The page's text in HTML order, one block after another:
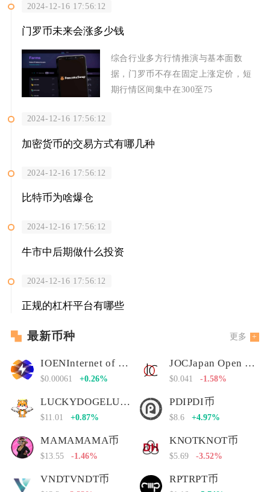
2024-12-16 17:56:12
门罗币未来会涨多少钱
综合行业多方行情推演与基本面数
据，门罗币不存在固定上涨定价，短
期行情区间集中在300至75
2024-12-16 17:56:12
加密货币的交易方式有哪几种
2024-12-16 17:56:12
比特币为啥爆仓
2024-12-16 17:56:12
牛市中后期做什么投资
2024-12-16 17:56:12
正规的杠杆平台有哪些
最新币种 更多
IOENInternet of Energy Network
$0.00061 +0.26%
JOCJapan Open Chain
$0.041 -1.58%
LUCKYDOGELUCKYDOGE币
$11.01 +0.87%
PDIPDI币
$8.6 +4.97%
MAMAMAMA币
$13.55 -1.46%
KNOTKNOT币
$5.69 -3.52%
VNDTVNDT币 RPTRPT币